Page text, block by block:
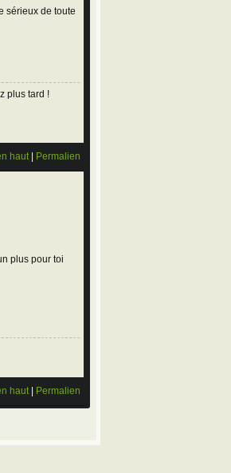
sérieux de toute
plus tard !
haut| Permalien
plus pour toi
haut| Permalien